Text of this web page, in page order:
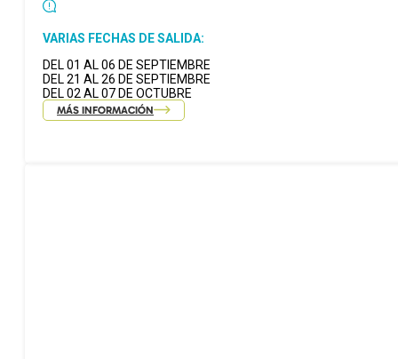
VARIAS FECHAS DE SALIDA:
DEL 01 AL 06 DE SEPTIEMBRE
DEL 21 AL 26 DE SEPTIEMBRE
DEL 02 AL 07 DE OCTUBRE
MÁS INFORMACIÓN